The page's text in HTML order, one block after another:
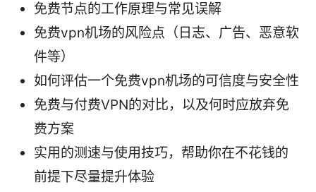
免费节点的工作原理与常见误解
免费vpn机场的风险点（日志、广告、恶意软
件等）
如何评估一个免费vpn机场的可信度与安全性
免费与付费VPN的对比，以及何时应放弃免
费方案
实用的测速与使用技巧，帮助你在不花钱的
前提下尽量提升体验